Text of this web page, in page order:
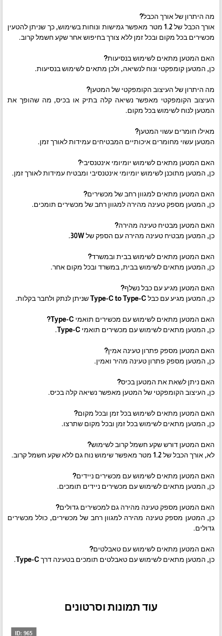
מה היתרון של אורך הכבל?
אורך הכבל של 1.2 מטר מאפשר גמישות ונוחות בשימוש, כך שניתן להטעין
מכשירים בכל מקום ובכל זמן ללא צורך בחיפוש אחר שקע חשמל קרוב.
האם המטען מתאים לשימוש בנסיעות?
כן, המטען קומפקטי ונוח לנשיאה, ולכן מתאים לשימוש בנסיעות.
מה היתרון של העיצוב הקומפקטי של המטען?
העיצוב הקומפקטי מאפשר נשיאה קלה בתיק או בכיס, מה שהופך את
המטען לנוח לשימוש בכל מקום.
מאילו חומרים עשוי המטען?
המטען עשוי מחומרים איכותיים המבטיחים עמידות לאורך זמן.
האם המטען מתאים לשימוש יומיומי אינטנסיבי?
כן, המטען מתוכנן לשימוש יומיומי אינטנסיבי ומבטיח עמידות לאורך זמן.
האם המטען מתאים למגוון רחב של מכשירים?
כן, המטען מספק טעינה מהירה למגוון רחב של מכשירים תומכים.
האם המטען מבטיח טעינה מהירה?
כן, המטען מבטיח טעינה מהירה עם הספק של 30W.
האם המטען מתאים לשימוש בבית ובמשרד?
כן, המטען מתאים לשימוש בבית, במשרד ובכל מקום אחר.
האם המטען מגיע עם כבל נשלף?
כן, המטען מגיע עם כבל Type-C to Type-C שניתן לנתק ולחבר בקלות.
האם המטען מתאים לשימוש עם מכשירים תואמי Type-C?
כן, המטען מתאים לשימוש עם מכשירים תואמי Type-C.
האם המטען מספק פתרון טעינה אמין?
כן, המטען מספק פתרון טעינה מהיר ואמין.
האם ניתן לשאת את המטען בכיס?
כן, העיצוב הקומפקטי של המטען מאפשר נשיאה קלה בכיס.
האם המטען מתאים לשימוש בכל זמן ובכל מקום?
כן, המטען מתאים לשימוש בכל זמן ובכל מקום שתרצו.
האם המטען דורש שקע חשמל קרוב לשימוש?
לא, אורך הכבל של 1.2 מטר מאפשר שימוש נוח גם ללא שקע חשמל קרוב.
האם המטען מתאים לשימוש עם מכשירים ניידים?
כן, המטען מתאים לשימוש עם מכשירים ניידים תומכים.
האם המטען מספק טעינה מהירה גם למכשירים גדולים?
כן, המטען מספק טעינה מהירה למגוון רחב של מכשירים, כולל מכשירים
גדולים.
האם המטען מתאים לשימוש עם טאבלטים?
כן, המטען מתאים לשימוש עם טאבלטים תומכים בטעינה דרך Type-C.
עוד תמונות וסרטונים